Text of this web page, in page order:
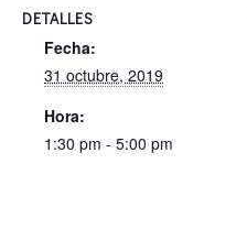
DETALLES
Fecha:
31 octubre, 2019
Hora:
1:30 pm - 5:00 pm